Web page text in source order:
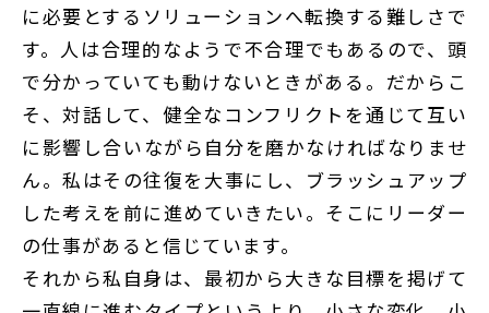
に必要とするソリューションへ転換する難しさで
す。人は合理的なようで不合理でもあるので、頭
で分かっていても動けないときがある。だからこ
そ、対話して、健全なコンフリクトを通じて互い
に影響し合いながら自分を磨かなければなりませ
ん。私はその往復を大事にし、ブラッシュアップ
した考えを前に進めていきたい。そこにリーダー
の仕事があると信じています。
それから私自身は、最初から大きな目標を掲げて